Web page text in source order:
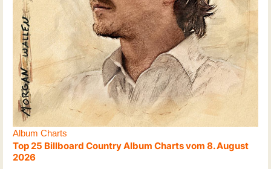
Album Charts
Top 25 Billboard Country Album Charts vom 8. August
2026